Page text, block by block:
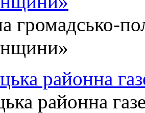
громадсько-
районна
районна